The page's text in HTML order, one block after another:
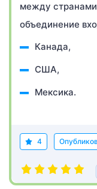
между
объединение
Канада,
США,
Мексика.
4